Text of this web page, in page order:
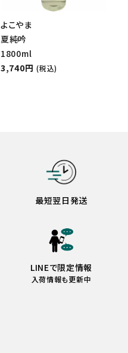
よこやま
夏純吟
1800ml
3,740円 (税込)
最短翌日発送
LINEで限定情報
入荷情報も更新中